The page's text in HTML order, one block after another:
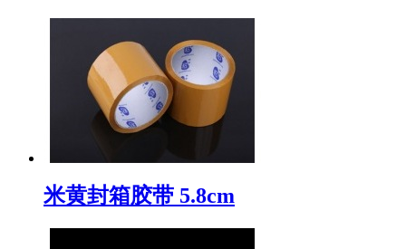
米黄封箱胶带 5.8cm